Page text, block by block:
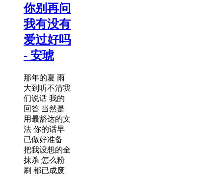
你别再问
我有没有
爱过好吗
- 安琥
那年的夏 雨
大到听不清我
们说话 我的
回答 当然是
用最豁达的文
法 你的话早
已做好准备
把我设想的全
抹杀 怎么粉
刷 都已成废